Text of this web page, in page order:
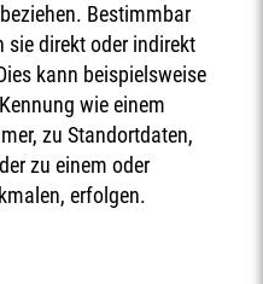
Bestimmbar
sie direkt oder indirekt
kann beispielsweise
wie einem
zu Standortdaten,
zu einem oder
erfolgen.